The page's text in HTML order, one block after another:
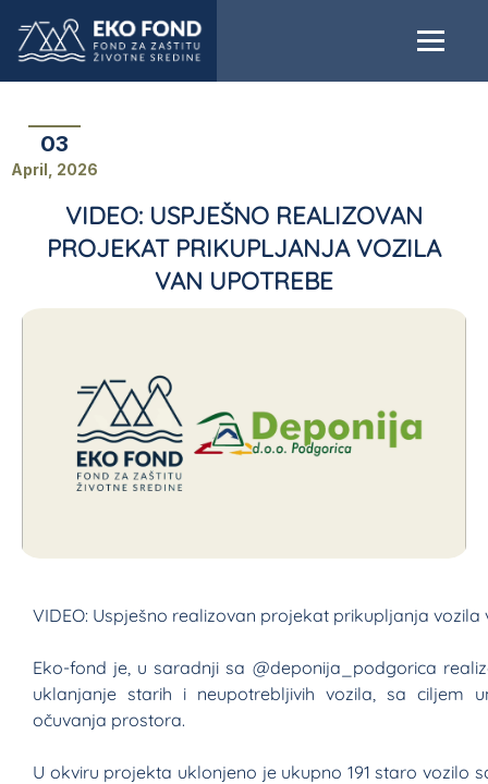
03
April, 2026
VIDEO: USPJEŠNO REALIZOVAN
PROJEKAT PRIKUPLJANJA VOZILA
VAN UPOTREBE
VIDEO: Uspješno realizovan projekat prikupljanja vozila
Eko-fond je, u saradnji sa @deponija_podgorica
uklanjanje starih i neupotrebljivih vozila, sa ciljem
očuvanja prostora.
U okviru projekta uklonjeno je ukupno 191 staro vozilo